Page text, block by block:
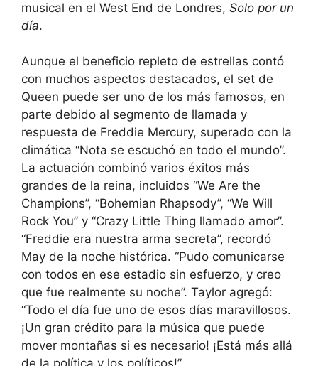
musical en el West End de Londres, Solo por un
día.
Aunque el beneficio repleto de estrellas contó
con muchos aspectos destacados, el set de
Queen puede ser uno de los más famosos, en
parte debido al segmento de llamada y
respuesta de Freddie Mercury, superado con la
climática “Nota se escuchó en todo el mundo”.
La actuación combinó varios éxitos más
grandes de la reina, incluidos “We Are the
Champions”, “Bohemian Rhapsody”, “We Will
Rock You” y “Crazy Little Thing llamado amor”.
“Freddie era nuestra arma secreta”, recordó
May de la noche histórica. “Pudo comunicarse
con todos en ese estadio sin esfuerzo, y creo
que fue realmente su noche”. Taylor agregó:
“Todo el día fue uno de esos días maravillosos.
¡Un gran crédito para la música que puede
mover montañas si es necesario! ¡Está más allá